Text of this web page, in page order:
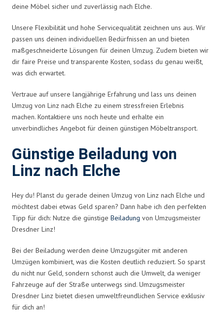
deine Möbel sicher und zuverlässig nach Elche.
Unsere Flexibilität und hohe Servicequalität zeichnen uns aus. Wir
passen uns deinen individuellen Bedürfnissen an und bieten
maßgeschneiderte Lösungen für deinen Umzug. Zudem bieten wir
dir faire Preise und transparente Kosten, sodass du genau weißt,
was dich erwartet.
Vertraue auf unsere langjährige Erfahrung und lass uns deinen
Umzug von Linz nach Elche zu einem stressfreien Erlebnis
machen. Kontaktiere uns noch heute und erhalte ein
unverbindliches Angebot für deinen günstigen Möbeltransport.
Günstige Beiladung von
Linz nach Elche
Hey du! Planst du gerade deinen Umzug von Linz nach Elche und
möchtest dabei etwas Geld sparen? Dann habe ich den perfekten
Tipp für dich: Nutze die günstige Beiladung von Umzugsmeister
Dresdner Linz!
Bei der Beiladung werden deine Umzugsgüter mit anderen
Umzügen kombiniert, was die Kosten deutlich reduziert. So sparst
du nicht nur Geld, sondern schonst auch die Umwelt, da weniger
Fahrzeuge auf der Straße unterwegs sind. Umzugsmeister
Dresdner Linz bietet diesen umweltfreundlichen Service exklusiv
für dich an!